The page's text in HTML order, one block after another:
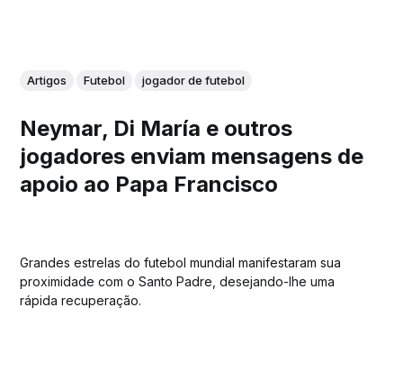
Artigos Futebol jogador de futebol
Neymar, Di María e outros
jogadores enviam mensagens de
apoio ao Papa Francisco
Grandes estrelas do futebol mundial manifestaram sua
proximidade com o Santo Padre, desejando-lhe uma
rápida recuperação.